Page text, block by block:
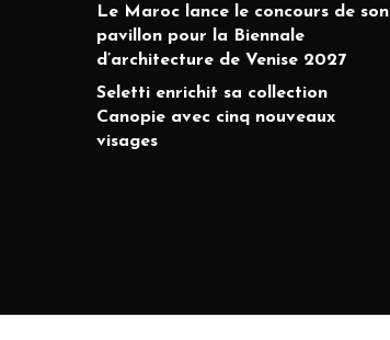
Le Maroc lance le concours de son
pavillon pour la Biennale
d’architecture de Venise 2027
Seletti enrichit sa collection
Canopie avec cinq nouveaux
visages